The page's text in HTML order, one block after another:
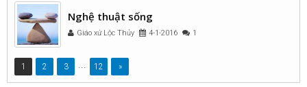
Nghệ thuật sống
Giáo xứ Lộc Thủy 4-1-2016 1
1 2 3 ... 12 »